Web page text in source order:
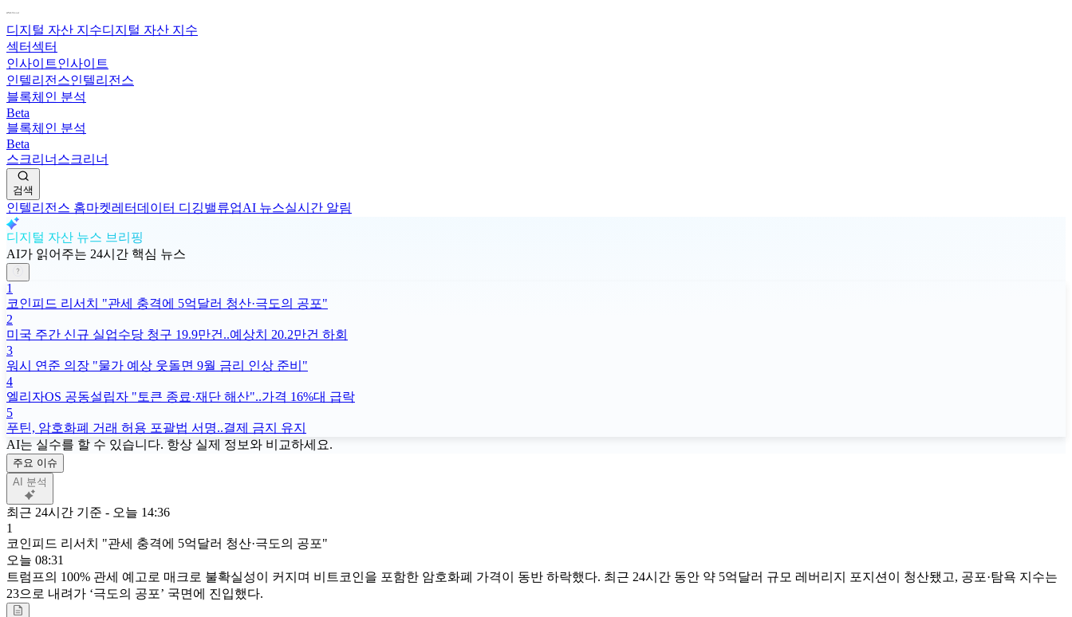
디지털 자산 지수디지털 자산 지수
섹터섹터
인사이트인사이트
인텔리전스인텔리전스
블록체인 분석
Beta
블록체인 분석
Beta
스크리너 스크리너
검색
인텔리전스 홈마켓레터데이터 디깅밸류업AI 뉴스실시간 알림
디지털 자산 뉴스 브리핑
AI가 읽어주는 24시간 핵심 뉴스
1
코인피드 리서치 "관세 충격에 5억달러 청산·극도의 공포"
2
미국 주간 신규 실업수당 청구 19.9만건..예상치 20.2만건 하회
3
워시 연준 의장 "물가 예상 웃돌면 9월 금리 인상 준비"
4
엘리자OS 공동설립자 "토큰 종료·재단 해산"..가격 16%대 급락
5
푸틴, 암호화폐 거래 허용 포괄법 서명..결제 금지 유지
AI는 실수를 할 수 있습니다. 항상 실제 정보와 비교하세요.
주요 이슈
AI 분석
최근 24시간 기준 - 오늘 14:36
1
코인피드 리서치 "관세 충격에 5억달러 청산·극도의 공포"
오늘 08:31
트럼프의 100% 관세 예고로 매크로 불확실성이 커지며 비트코인을 포함한 암호화폐 가격이 동반 하락했다. 최근 24시간 동안 약 5억달러 규모 레버리지 포지션이 청산됐고, 공포·탐욕 지수는
23으로 내려가 ‘극도의 공포’ 국면에 진입했다.